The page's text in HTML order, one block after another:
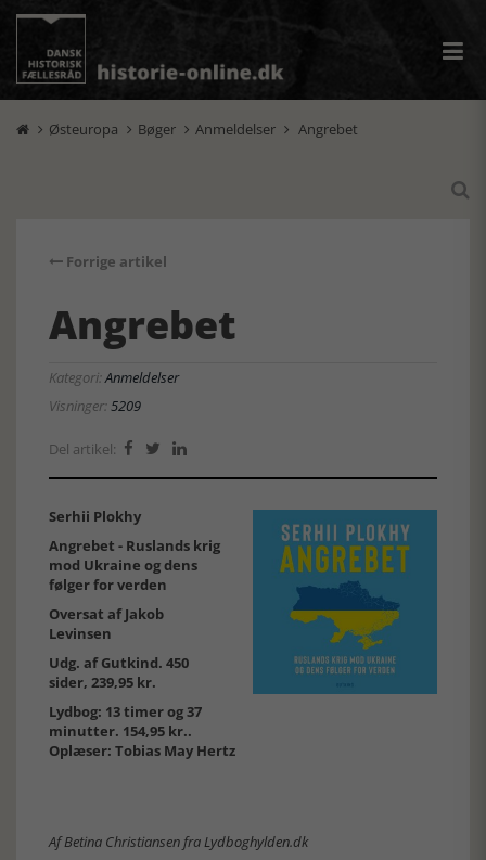
 Østeuropa  Bøger  Anmeldelser  Angrebet

Forrige artikel
Angrebet
Kategori:Anmeldelser
Visninger:5209
Del artikel:   
Serhii Plokhy
Angrebet - Ruslands krig
mod Ukraine og dens
følger for verden
Oversat af Jakob
Levinsen
Udg. af Gutkind. 450
sider, 239,95 kr.
Lydbog: 13 timer og 37
minutter. 154,95 kr..
Oplæser: Tobias May Hertz
Af Betina Christiansen fraLydboghylden.dk